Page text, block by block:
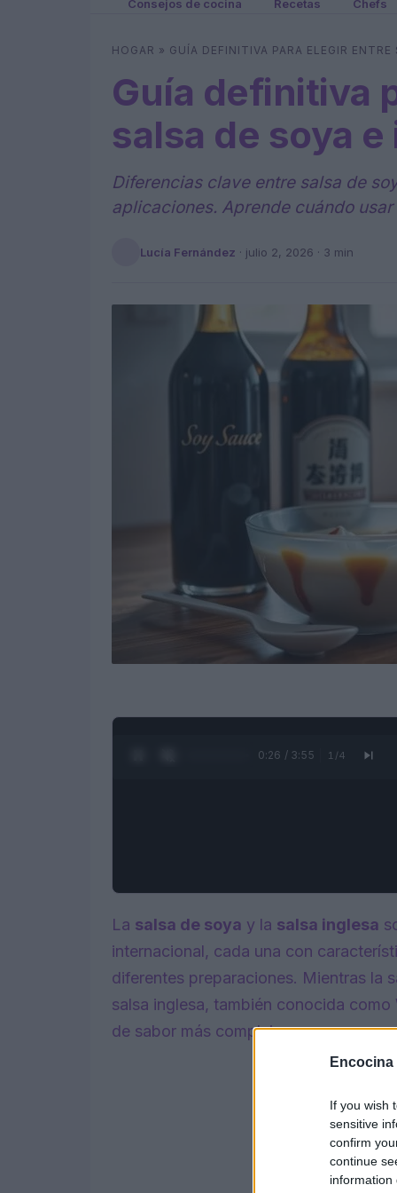
Encocina
If you wish
sensitive
confirm
continue
information
Consejos de cocina Recetas Chefs
HOGAR » GUÍA DEFINITIVA PARA ELEGIR
Guía definitiva
salsa de soya
Diferencias clave entre salsa de
aplicaciones. Aprende cuándo
Lucía Fernández · julio 2, 2026 · 3 min
0:27 / 3:55 1 /4
La salsa de soya y la salsa inglesa
internacional, cada una con
diferentes preparaciones. Mientras la
salsa inglesa, también conocida
de sabor más complejo.